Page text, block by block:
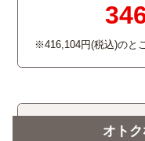
※416,104円(税込)のと
オト